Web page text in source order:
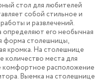
стол для любителей
собой стильное и
и развлечений.
определяют его необычная
форма столешницы,
кромка. На столешнице
количество места для
комфортное расположение
Выемка на столешнице